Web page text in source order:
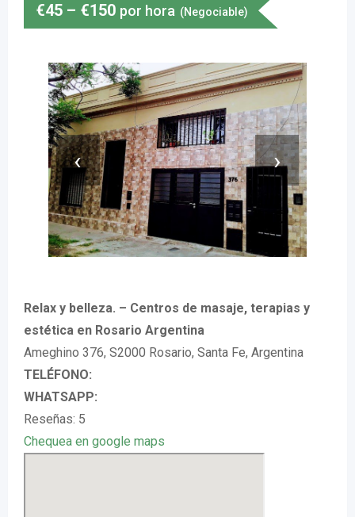
€45 – €150 por hora (Negociable)
‹ ›
Relax y belleza. – Centros de masaje, terapias y
estética en Rosario Argentina
Ameghino 376, S2000 Rosario, Santa Fe, Argentina
TELÉFONO:
WHATSAPP:
Reseñas: 5
Chequea en google maps